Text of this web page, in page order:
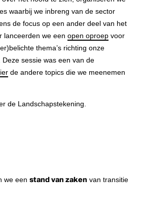
waarbij we inbreng van de sector
de focus op een ander deel van het
lanceerden we een open oproep voor
thema’s richting onze
Deze sessie was een van de
de andere topics die we meenemen
de Landschapstekening.
we een stand van zaken van transitie